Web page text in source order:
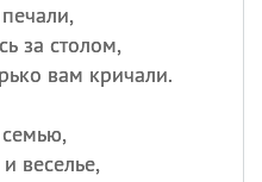
за столом,
вам кричали.
веселье,